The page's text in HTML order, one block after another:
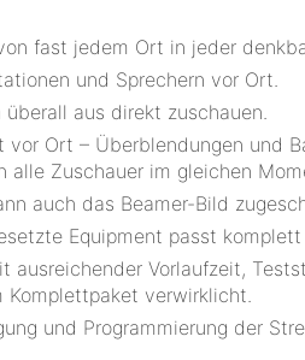
fast jedem Ort in jeder
und Sprechern vor Ort.
aus direkt zuschauen.
vor Ort – Überblendungen und
alle Zuschauer im gleichen
auch das Beamer-Bild
Equipment passt komplett
ausreichender Vorlaufzeit,
verwirklicht.
und Programmierung der